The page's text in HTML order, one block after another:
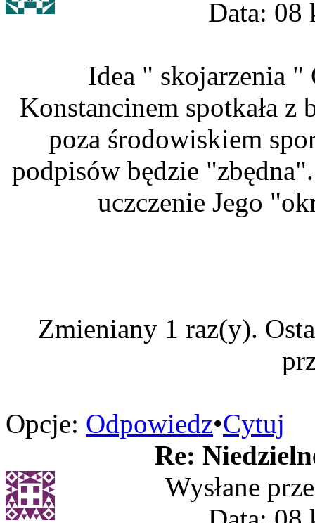
Data: 08
Idea " skojarzenia "
Konstancinem spotkała z
poza środowiskiem
podpisów będzie
uczczenie Jego
Zmieniany 1 raz(y).
Opcje: Odpowiedz•Cytuj
Re:
Wysłane